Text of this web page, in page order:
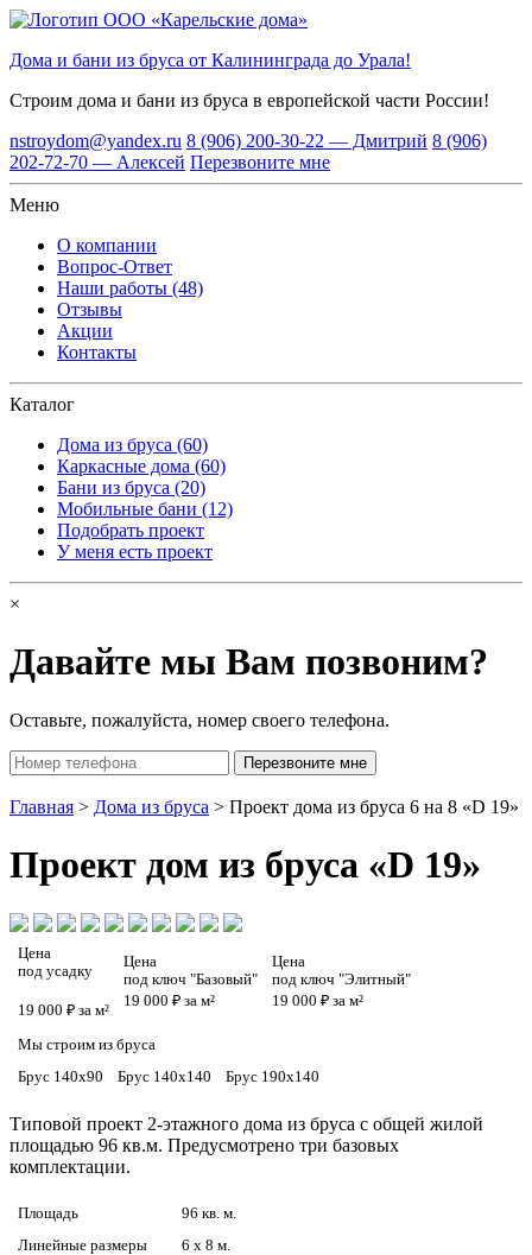
Дома и бани из бруса от Калининграда до Урала!
Строим дома и бани из бруса в европейской части России!
nstroydom@yandex.ru 8 (906) 200-30-22 — Дмитрий 8 (906)
202-72-70 — Алексей Перезвоните мне
Меню
О компании
Вопрос-Ответ
Наши работы (48)
Отзывы
Акции
Контакты
Каталог
Дома из бруса (60)
Каркасные дома (60)
Бани из бруса (20)
Мобильные бани (12)
Подобрать проект
У меня есть проект
×
Давайте мы Вам позвоним?
Оставьте, пожалуйста, номер своего телефона.
Главная > Дома из бруса > Проект дома из бруса 6 на 8 «D 19»
Проект дом из бруса «D 19»
Цена
под усадку
19 000 ₽ за м²
Цена
под ключ "Базовый"
19 000 ₽ за м²
Цена
под ключ "Элитный"
19 000 ₽ за м²
Мы строим из бруса
Брус 140х90
Брус 140х140 Брус 190х140
Типовой проект 2-этажного дома из бруса с общей жилой
площадью 96 кв.м. Предусмотрено три базовых
комплектации.
Площадь
96 кв. м.
Линейные размеры
6 x 8 м.